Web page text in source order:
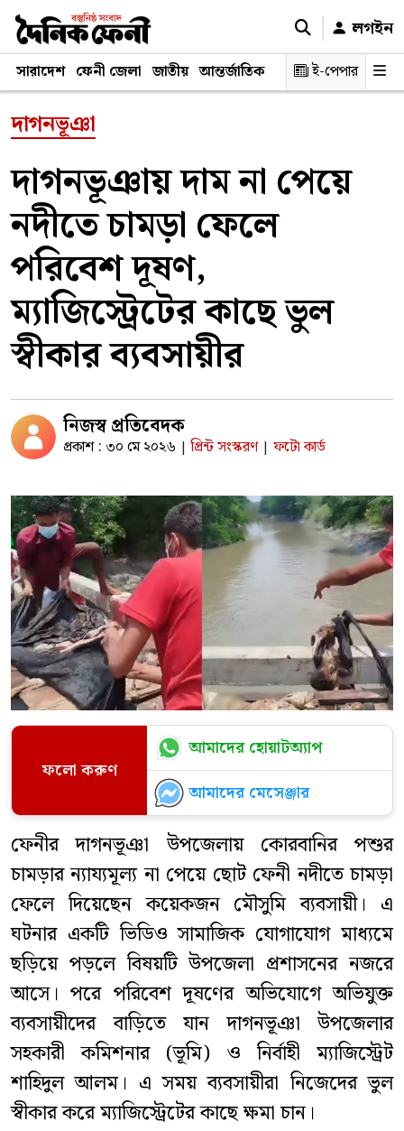
লগইন
সারাদেশ ফেনী জেলা জাতীয় আন্তর্জাতিক রাজনীতি স্বাস্থ্য শিক্ষা
ই-পেপার
দাগনভূঞা
দাগনভূঞায় দাম না পেয়ে
নদীতে চামড়া ফেলে
পরিবেশ দূষণ,
ম্যাজিস্ট্রেটের কাছে ভুল
স্বীকার ব্যবসায়ীর
নিজস্ব প্রতিবেদক
প্রকাশ : ৩০ মে ২০২৬ | প্রিন্ট সংস্করণ | ফটো কার্ড
ফলো করুণ
আমাদের হোয়াটঅ্যাপ
আমাদের মেসেঞ্জার
ফেনীর দাগনভূঞা উপজেলায় কোরবানির পশুর
চামড়ার ন্যায্যমূল্য না পেয়ে ছোট ফেনী নদীতে চামড়া
ফেলে দিয়েছেন কয়েকজন মৌসুমি ব্যবসায়ী। এ
ঘটনার একটি ভিডিও সামাজিক যোগাযোগ মাধ্যমে
ছড়িয়ে পড়লে বিষয়টি উপজেলা প্রশাসনের নজরে
আসে। পরে পরিবেশ দূষণের অভিযোগে অভিযুক্ত
ব্যবসায়ীদের বাড়িতে যান দাগনভূঞা উপজেলার
সহকারী কমিশনার (ভূমি) ও নির্বাহী ম্যাজিস্ট্রেট
শাহিদুল আলম। এ সময় ব্যবসায়ীরা নিজেদের ভুল
স্বীকার করে ম্যাজিস্ট্রেটের কাছে ক্ষমা চান।